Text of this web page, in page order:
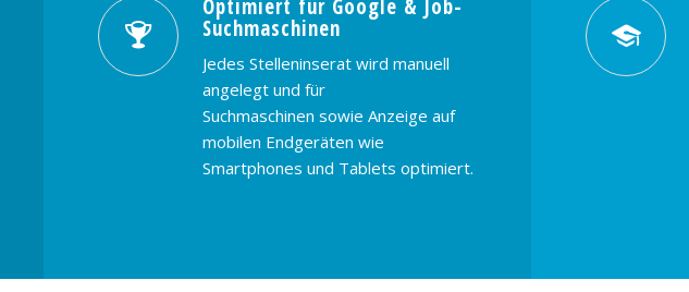
Optimiert für Google & Job-
Suchmaschinen
Jedes Stelleninserat wird manuell
angelegt und für
Suchmaschinen sowie Anzeige auf
mobilen Endgeräten wie
Smartphones und Tablets optimiert.